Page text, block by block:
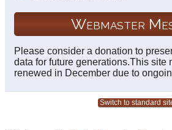
Webmaster
Please consider a donation to
data for future generations.This site
renewed in December due to
Switch to standard